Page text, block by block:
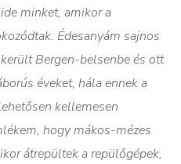
minket, amikor a
Édesanyám sajnos
Bergen-belsenbe és ott
éveket, hála ennek a
kellemesen
hogy mákos-mézes
átrepültek a repülőgépek,